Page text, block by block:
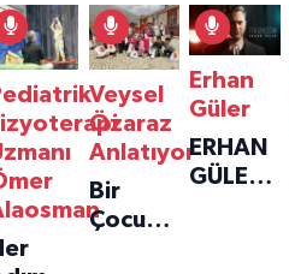
Veysel
Özaraz
Anlatıyor
Bir
Çocuğun
Erhan
Güler
ERHAN
GÜLER'IN